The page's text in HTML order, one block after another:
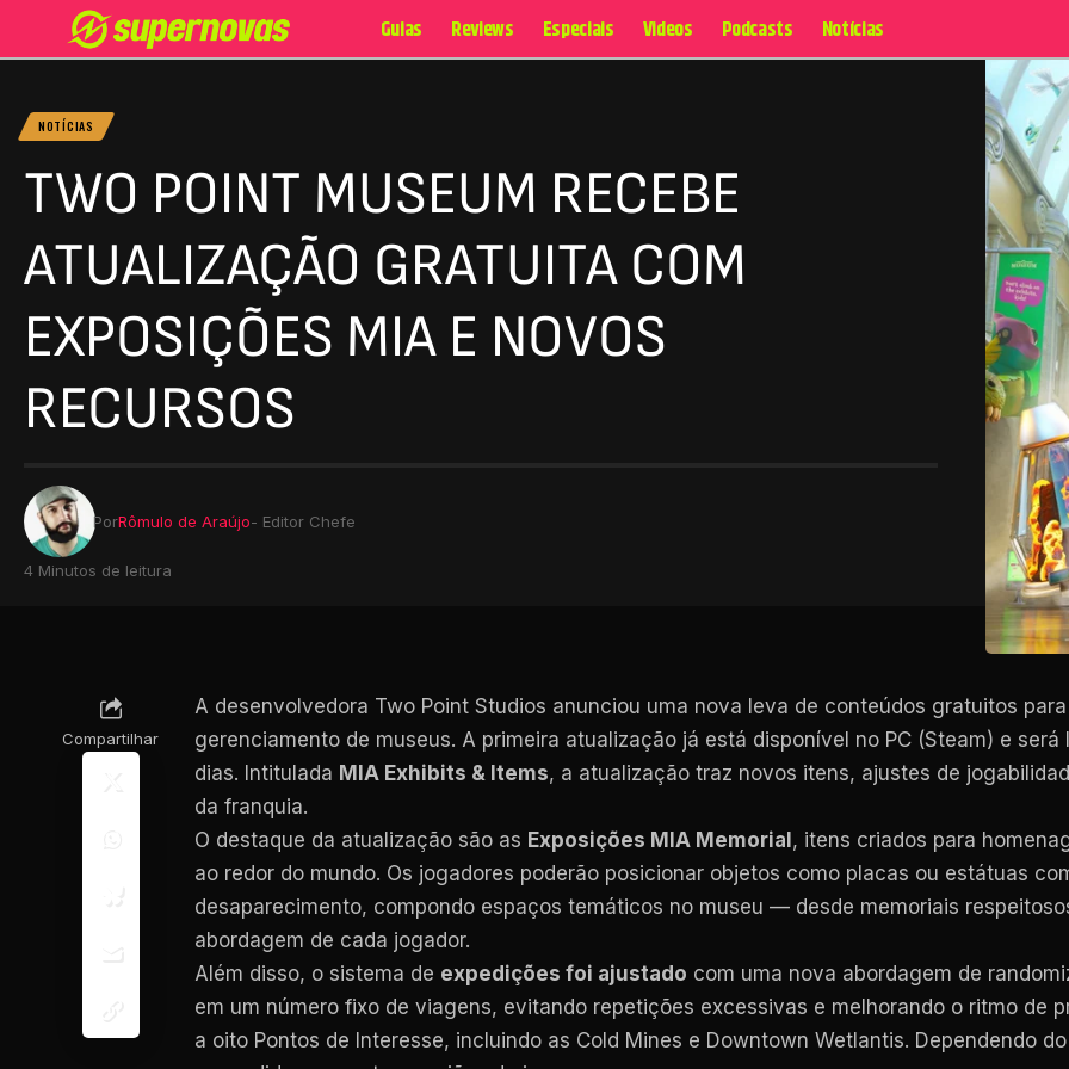
Guias Reviews Especiais Videos Podcasts Notícias
NOTÍCIAS
TWO POINT MUSEUM RECEBE
ATUALIZAÇÃO GRATUITA COM
EXPOSIÇÕES MIA E NOVOS
RECURSOS
PorRômulo de Araújo- Editor Chefe
4 Minutos de leitura
Compartilhar
A desenvolvedora Two Point Studios anunciou uma nova leva de conteúdos gratuitos
gerenciamento de museus. A primeira atualização já está disponível no PC (Steam) e
dias. Intitulada MIA Exhibits & Items, a atualização traz novos itens, ajustes de
da franquia.
O destaque da atualização são as Exposições MIA Memorial, itens criados para
ao redor do mundo. Os jogadores poderão posicionar objetos como placas ou estátuas
desaparecimento, compondo espaços temáticos no museu — desde memoriais
abordagem de cada jogador.
Além disso, o sistema de expedições foi ajustado com uma nova abordagem de
em um número fixo de viagens, evitando repetições excessivas e melhorando o ritmo de
a oito Pontos de Interesse, incluindo as Cold Mines e Downtown Wetlantis. Dependendo